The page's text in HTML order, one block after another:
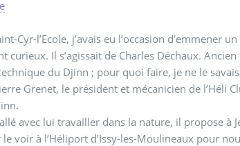
Cyr-l’Ecole, j’avais eu l’occasion d’emmener
curieux. Il s’agissait de Charles Déchaux.
du Djinn ; pour quoi faire, je ne le
Grenet, le président et mécanicien de l’Héli
avec lui travailler dans la nature, il propose à
voir à l’Héliport d’Issy-les-Moulineaux pour